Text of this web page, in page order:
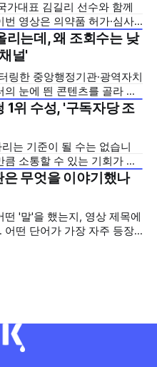
가대표 김길리 선수와 함께
단축한 정책을 국민에게 쉽
으로, 딱딱하게 느껴질 수
른 스피드와 꼼꼼한 준비를
빗대어 풀어낸 것이 특징입
리는데, 왜 조회수는 낮
널'
한 중앙행정기관·광역자치
눈에 띈 콘텐츠를 골라 그
니다. 조회수 순위표 맨 위에
지 않은 길을 택한 콘텐츠
1위 수성, '구독자당 조
는 기준이 될 수는 없습니
소통할 수 있는 기회가 많
이어집니다. 억지로 구독
래서 충성도 높은 구독자를
, 중앙행정기관과 광역자치
분석합니다. 중앙행정
의 구독자를 통합하여
무엇을 이야기했나
'말'을 했는지, 영상 제목에
어떤 단어가 가장 자주 등장